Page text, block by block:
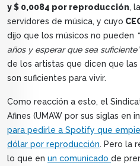
y $ 0,0084 por reproducción,
servidores de música, y cuyo
dijo que los músicos no pueden
años y esperar que sea suficiente”
de los artistas que dicen que
son suficientes para vivir.
Como reacción a esto, el
Afines (UMAW por sus siglas en
para pedirle a Spotify que
dólar por reproducción. Pero la
lo que en un comunicado de